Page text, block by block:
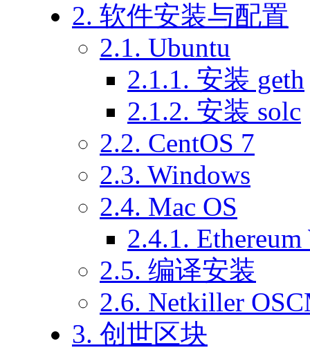
2. 软件安装与配置
2.1. Ubuntu
2.1.1. 安装 geth
2.1.2. 安装 solc
2.2. CentOS 7
2.3. Windows
2.4. Mac OS
2.4.1. Ethereum
2.5. 编译安装
2.6. Netkiller
3. 创世区块